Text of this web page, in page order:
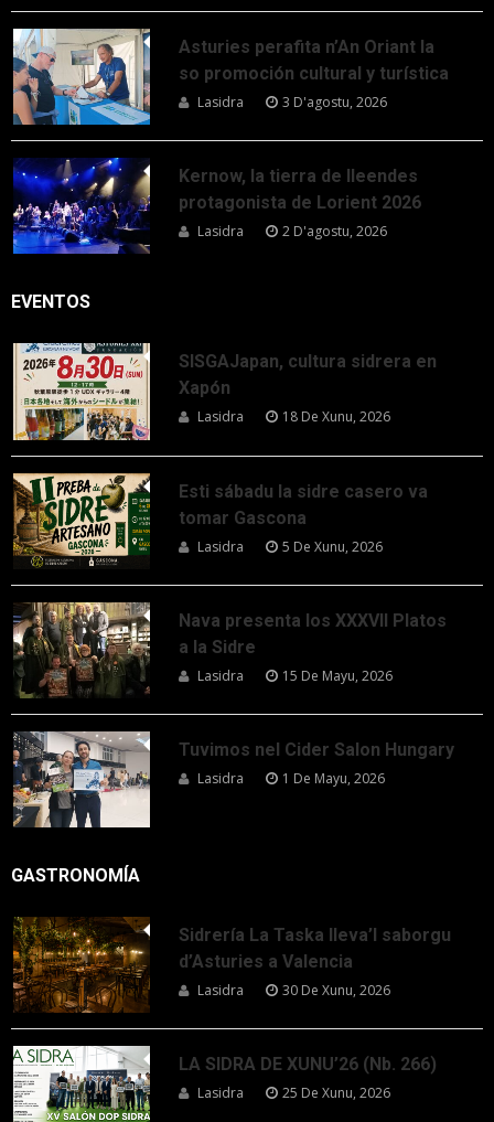
Asturies perafita n’An Oriant la
so promoción cultural y turística
Lasidra 3 D'agostu, 2026
Kernow, la tierra de lleendes
protagonista de Lorient 2026
Lasidra 2 D'agostu, 2026
EVENTOS
SISGAJapan, cultura sidrera en
Xapón
Lasidra 18 De Xunu, 2026
Esti sábadu la sidre casero va
tomar Gascona
Lasidra 5 De Xunu, 2026
Nava presenta los XXXVII Platos
a la Sidre
Lasidra 15 De Mayu, 2026
Tuvimos nel Cider Salon Hungary
Lasidra 1 De Mayu, 2026
GASTRONOMÍA
Sidrería La Taska lleva’l saborgu
d’Asturies a Valencia
Lasidra 30 De Xunu, 2026
LA SIDRA DE XUNU’26 (Nb. 266)
Lasidra 25 De Xunu, 2026